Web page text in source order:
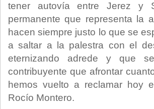
tener autovía entre Jerez y
permanente que representa la
hacen siempre justo lo que se
a saltar a la palestra con el
eternizando adrede y que
contribuyente que afrontar
hemos vuelto a reclamar hoy
Rocío Montero.